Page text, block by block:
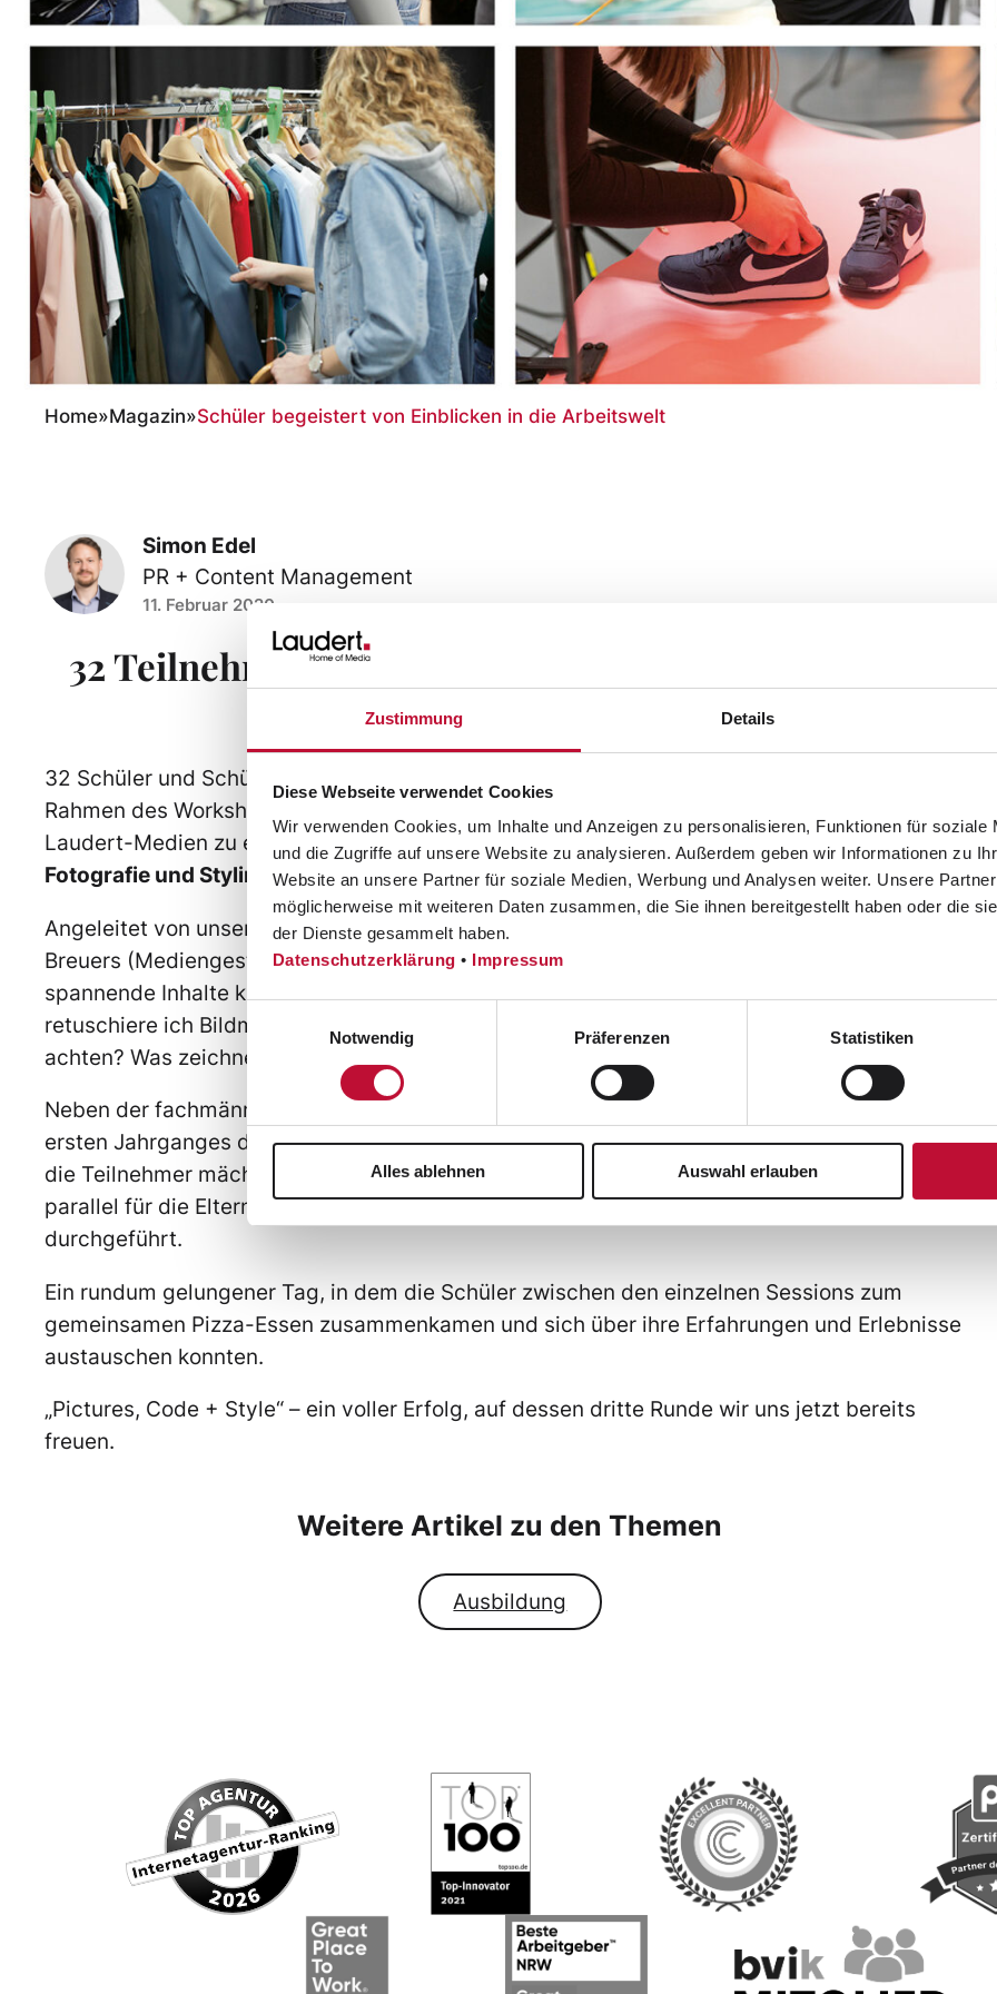
Zustimmung Details
Diese Webseite verwendet Cookies
Wir verwenden Cookies, um Inhalte und Anzeigen zu personalisieren, Funktionen für soziale
und die Zugriffe auf unsere Website zu analysieren. Außerdem geben wir Informationen zu
Website an unsere Partner für soziale Medien, Werbung und Analysen weiter. Unsere
möglicherweise mit weiteren Daten zusammen, die Sie ihnen bereitgestellt haben oder die
der Dienste gesammelt haben.
Datenschutzerklärung • Impressum
Notwendig
Präferenzen Statistiken
Alles ablehnen Auswahl erlauben
Home»Magazin»Schüler begeistert von Einblicken in die Arbeitswelt
Simon Edel
PR + Content Management
11. Februar 2020
32 Teilnehmer/innen beim Workshop-Tag „Pictures,
Code + Style“
32 Schüler und Schülerinnen fanden sich am vergangenen Samstag bei Laudert ein, um im
Rahmen des Workshop-Tages
Laudert-Medien zu erhalten. Dabei standen drei Workshops auf dem Programm: Photoshop,
Fotografie und Styling .
Angeleitet von unseren Ausbildern Rita Dünne (Gestalterin für visuelles Marketing), Hermann
Breuers (Mediengestaltung) und Daniel Borgmann (Fotografie) durften die Teilnehmer
spannende Inhalte kennenlernen – und auch gleich selbst in der Praxis ausprobieren. Wie
retuschiere ich Bildmaterial? Worauf muss ich bei der perfekten Inszenierung von Mode
achten? Was zeichnen Portrait- und Produktfotografie aus?
Neben der fachmännischen Unterstützung halfen auch die Laudert-Auszubildenden des
ersten Jahrganges den Schülern bei der Ausübung ihrer Aufgaben. In kleinen Teams eiferten
die Teilnehmer mächtig vor sich hin – und damit Mama und Papa dabei nicht stören, wurde
parallel für die Eltern ein Unternehmensrundgang unter Leitung von Kerstin Schmitt
durchgeführt.
Ein rundum gelungener Tag, in dem die Schüler zwischen den einzelnen Sessions zum
gemeinsamen Pizza-Essen zusammenkamen und sich über ihre Erfahrungen und Erlebnisse
austauschen konnten.
„Pictures, Code + Style“ – ein voller Erfolg, auf dessen dritte Runde wir uns jetzt bereits
freuen.
Weitere Artikel zu den Themen
Ausbildung